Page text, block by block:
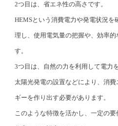
2つ目は、省エネ性の高さです。
HEMSという消費電力や発電状況
理し、使用電気量の把握や、効率
す。
3つ目は、自然の力を利用して電力
太陽光発電の設置などにより、消
ギーを作り出す必要があります。
このような特徴を活かし、一定の